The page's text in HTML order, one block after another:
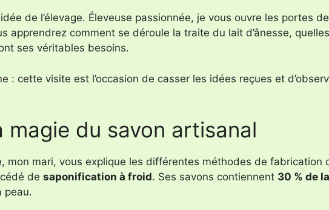
de l’élevage. Éleveuse passionnée, je vous ouvre les portes
apprendrez comment se déroule la traite du lait d’ânesse,
ses véritables besoins.
: cette visite est l’occasion de casser les idées reçues et
magie du savon artisanal
mon mari, vous explique les différentes méthodes de fabrication
de saponification à froid. Ses savons contiennent 30 % de
peau.